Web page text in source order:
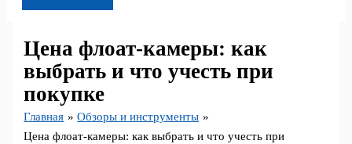
Цена флоат-камеры: как
выбрать и что учесть при
покупке
Главная
Обзоры и инструменты
Цена флоат-камеры: как выбрать и что учесть при